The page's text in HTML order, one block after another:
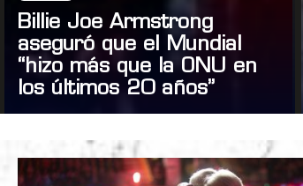
Billie Joe Armstrong
aseguró que el Mundial
“hizo más que la ONU en
los últimos 20 años”